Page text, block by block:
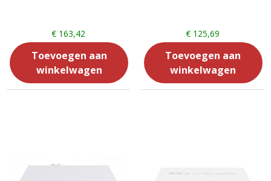
€ 163,42
Toevoegen aan
winkelwagen
€125,69
Toevoegen aan
winkelwagen